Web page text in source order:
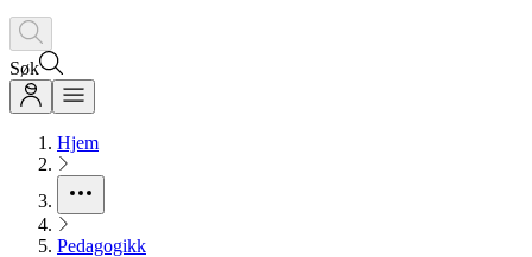
Søk
Hjem
Pedagogikk